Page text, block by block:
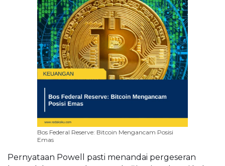
Bos Federal Reserve: Bitcoin Mengancam Posisi
Emas
Pernyataan Powell pasti menandai pergeseran